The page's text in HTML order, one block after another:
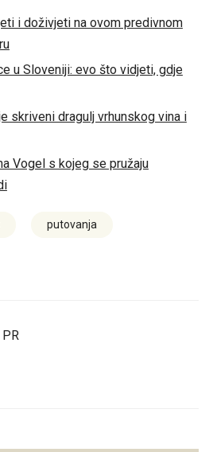
i doživjeti na ovom predivnom
u Sloveniji: evo što vidjeti, gdje
skriveni dragulj vrhunskog vina i
Vogel s kojeg se pružaju
putovanja
PR